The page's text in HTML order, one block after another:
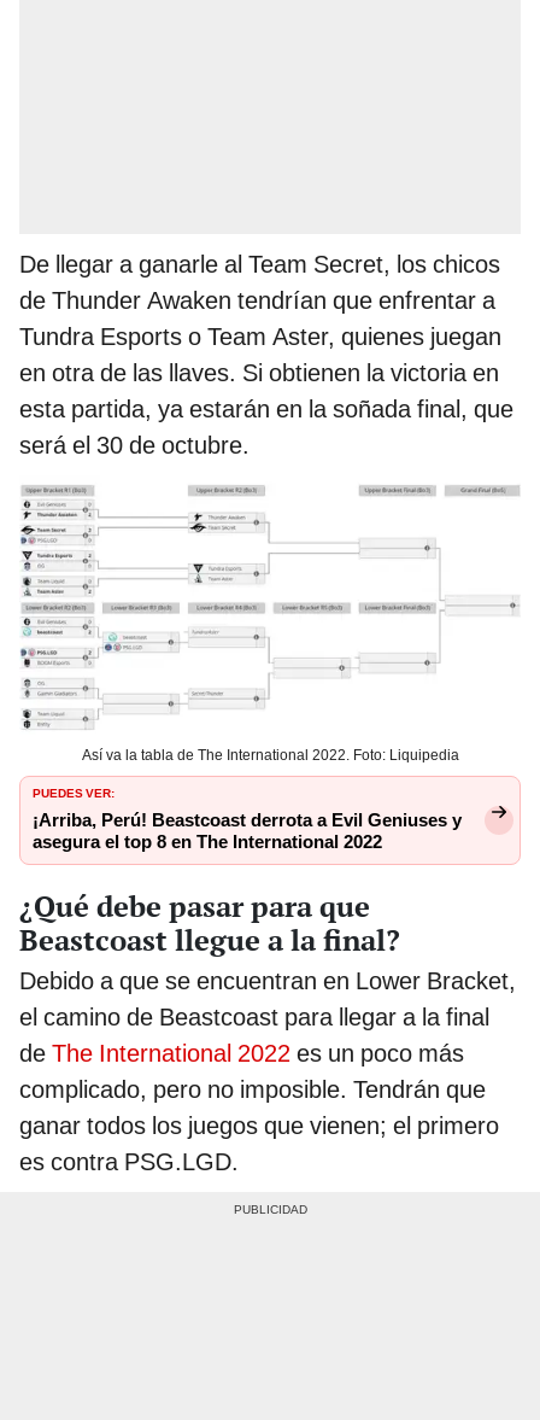
De llegar a ganarle al Team Secret, los chicos
de Thunder Awaken tendrían que enfrentar a
Tundra Esports o Team Aster, quienes juegan
en otra de las llaves. Si obtienen la victoria en
esta partida, ya estarán en la soñada final, que
será el 30 de octubre.
Así va la tabla de The International 2022. Foto: Liquipedia
PUEDES VER:
¡Arriba, Perú! Beastcoast derrota a Evil Geniuses y
asegura el top 8 en The International 2022
¿Qué debe pasar para que
Beastcoast llegue a la final?
Debido a que se encuentran en Lower Bracket,
el camino de Beastcoast para llegar a la final
de The International 2022 es un poco más
complicado, pero no imposible. Tendrán que
ganar todos los juegos que vienen; el primero
es contra PSG.LGD.